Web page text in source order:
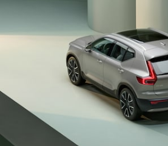
세일즈 컨설턴트
전시장 찾기
인증 중고차
서비스